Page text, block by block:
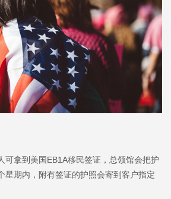
拿到美国EB1A移民签证，总领馆会把护
星期内，附有签证的护照会寄到客户指定